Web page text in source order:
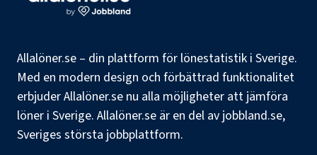
Allalöner.se – din plattform för lönestatistik i Sverige.
Med en modern design och förbättrad funktionalitet
erbjuder Allalöner.se nu alla möjligheter att jämföra
löner i Sverige. Allalöner.se är en del av jobbland.se,
Sveriges största jobbplattform.